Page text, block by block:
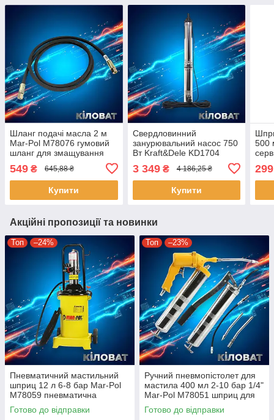
Шланг подачі масла 2 м
Mar-Pol M78076 гумовий
шланг для змащування
шланг мастильний шланг
для форсунок авто
549 ₴ 645,88 ₴
Купити
Свердловинний
занурювальний насос 750
Вт Kraft&Dele KD1704
насос для перекачування
чистої води водяна помпа
побутовий насос
3 349₴ 4 186,25 ₴
Купити
500
299
Акційні пропозиції та новинки
Топ –24%
Пневматичний мастильний
шприц 12 л 6-8 бар Mar-Pol
M78059 пневматична
установка швидкої та точної
подачі мастильних матеріалів
Готово до відправки
Топ –23%
Ручний пневмопістолет для
мастила 400 мл 2-10 бар 1/4"
Mar-Pol M78051 шприц для
подачі мастила
пневматичний мастильний
Готово до відправки